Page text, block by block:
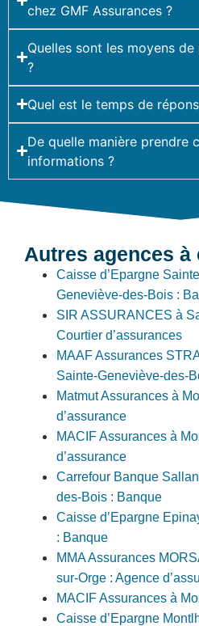
chez GMF Assurances ?
Quelles sont les moyens
?
Quel est le temps de
De quelle manière prendre
informations ?
Autres agences à
Caisse d’Epargne
Geneviève-des-Bois :
SIR ASSURANCES à
Courtier d’assurances
MAAF Assurances
Sainte-Geneviève-des-
Matmut Assurances à
d’assurance
MACIF Assurances à
d’assurance
Carrefour Banque
des-Bois : Banque
Caisse d’Epargne
: Banque
MMA Assurances
sur-Orge : Agence
MACIF Assurances à
Caisse d’Epargne